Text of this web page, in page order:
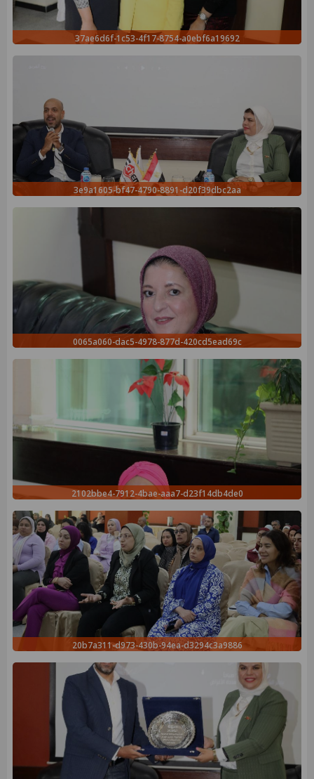
37ae6d6f-1c53-4f17-8754-a0ebf6a19692
3e9a1605-bf47-4790-8891-d20f39dbc2aa
0065a060-dac5-4978-877d-420cd5ead69c
2102bbe4-7912-4bae-aaa7-d23f14db4de0
20b7a311-d973-430b-94ea-d3294c3a9886